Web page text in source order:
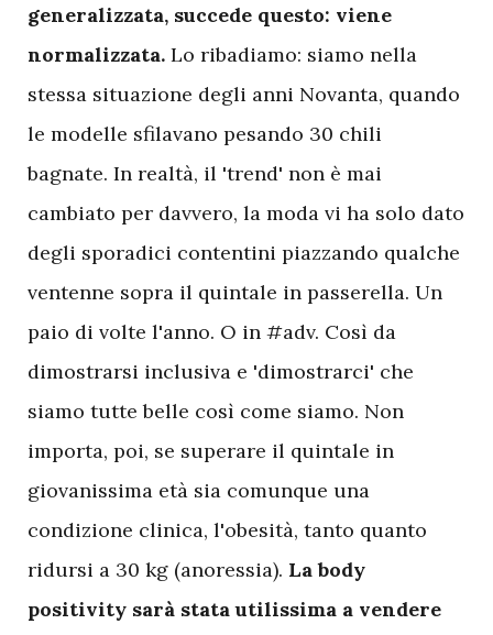
generalizzata, succede questo: viene
normalizzata. Lo ribadiamo: siamo nella
stessa situazione degli anni Novanta, quando
le modelle sfilavano pesando 30 chili
bagnate. In realtà, il 'trend' non è mai
cambiato per davvero, la moda vi ha solo dato
degli sporadici contentini piazzando qualche
ventenne sopra il quintale in passerella. Un
paio di volte l'anno. O in #adv. Così da
dimostrarsi inclusiva e 'dimostrarci' che
siamo tutte belle così come siamo. Non
importa, poi, se superare il quintale in
giovanissima età sia comunque una
condizione clinica, l'obesità, tanto quanto
ridursi a 30 kg (anoressia). La body
positivity sarà stata utilissima a vendere